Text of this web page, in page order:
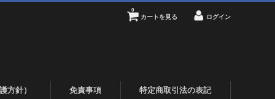
カートを見る
0
ログイン
方針） 免責事項 特定商取引法の表記